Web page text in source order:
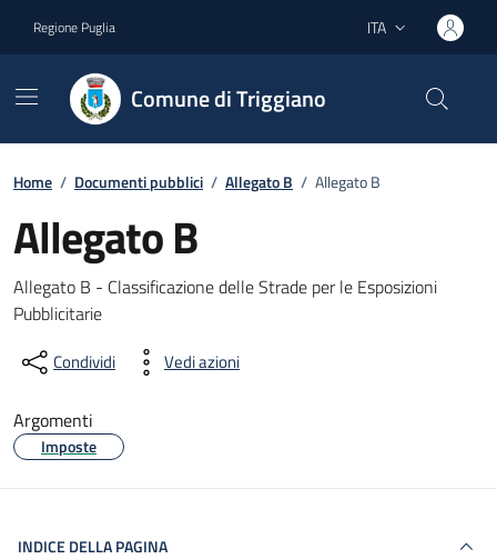
Regione Puglia Lingua attiva:
ITA
Comune di Triggiano
Home / Documenti pubblici / Allegato B / Allegato B
Allegato B
Dettagli del documento
Allegato B - Classificazione delle Strade per le Esposizioni
Pubblicitarie
Condividi Vedi azioni
Argomenti
Imposte
INDICE DELLA PAGINA